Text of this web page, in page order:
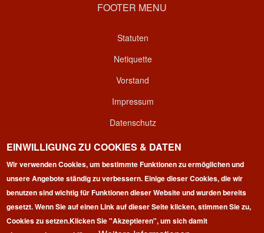
FOOTER MENU
Statuten
Netiquette
Vorstand
Impressum
Datenschutz
Kontakt
Login
EINWILLIGUNG ZU COOKIES & DATEN
Wir verwenden Cookies, um bestimmte Funktionen zu ermöglichen und
unsere Angebote ständig zu verbessern. Einige dieser Cookies, die wir
benutzen sind wichtig für Funktionen dieser Website und wurden bereits
gesetzt. Wenn Sie auf einen Link auf dieser Seite klicken, stimmen Sie zu,
Cookies zu setzen.Klicken Sie "Akzeptieren", um sich damit